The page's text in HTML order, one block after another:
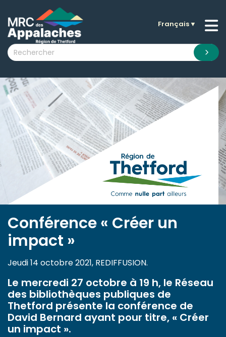
submenu (La MRC )
submenu (Citoyens )
submenu (Visiteurs )
submenu (Nouvelles )
submenu (Documentation )
Français▼
Conférence « Créer un
impact »
Jeudi 14 octobre 2021, REDIFFUSION.
Le mercredi 27 octobre à 19 h, le Réseau
des bibliothèques publiques de
Thetford présente la conférence de
David Bernard ayant pour titre, « Créer
un impact ».